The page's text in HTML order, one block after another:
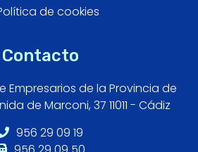
de cookies
Contacto
Empresarios de la Provincia de
de Marconi, 37 11011 - Cádiz
956 29 09 19